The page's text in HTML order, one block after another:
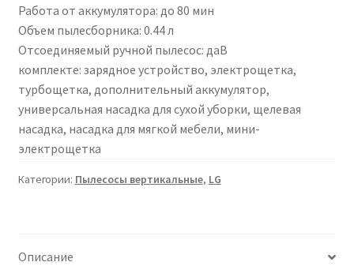
Работа от аккумулятора: до 80 мин
Объем пылесборника: 0.44 л
Отсоединяемый ручной пылесос: даВ
комплекте: зарядное устройство, электрощетка,
турбощетка, дополнительный аккумулятор,
универсальная насадка для сухой уборки, щелевая
насадка, насадка для мягкой мебели, мини-
электрощетка
Категории: Пылесосы вертикальные, LG
Описание